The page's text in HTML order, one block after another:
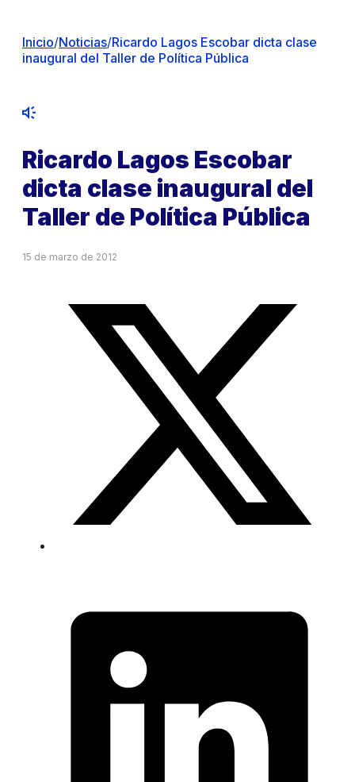
Inicio/Noticias/Ricardo Lagos Escobar dicta clase
inaugural del Taller de Política Pública
Ricardo Lagos Escobar
dicta clase inaugural del
Taller de Política Pública
15 de marzo de 2012